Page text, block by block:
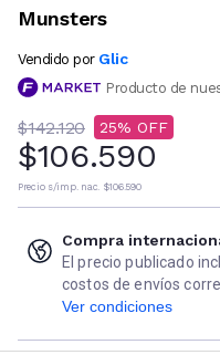
Munsters
Vendido por Glic
Producto de
$142.120 25
$106.590
Precio s/imp. nac. $106.590
Compra
El precio publicado
costos de envíos
Ver condiciones